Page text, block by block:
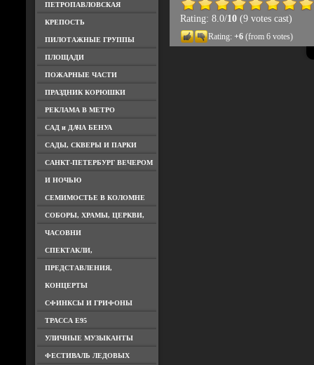
ПЕТРОПАВЛОВСКАЯ
КРЕПОСТЬ
ПИЛОТАЖНЫЕ ГРУППЫ
ПЛОЩАДИ
ПОЖАРНЫЕ ЧАСТИ
ПРАЗДНИК КОРЮШКИ
РЕКЛАМА В МЕТРО
САД и ДАЧА БЕНУА
САДЫ, СКВЕРЫ И ПАРКИ
САНКТ-ПЕТЕРБУРГ ВЕЧЕРОМ
И НОЧЬЮ
СЕМИМОСТЬЕ В КОЛОМНЕ
СОБОРЫ, ХРАМЫ, ЦЕРКВИ,
ЧАСОВНИ
СПЕКТАКЛИ,
ПРЕДСТАВЛЕНИЯ,
КОНЦЕРТЫ
СФИНКСЫ И ГРИФОНЫ
ТРАССА Е95
УЛИЧНЫЕ МУЗЫКАНТЫ
ФЕСТИВАЛЬ ЛЕДОВЫХ
Rating: 8.0/10(9 votes cast)
Rating: +6(from 6 votes)